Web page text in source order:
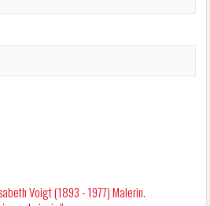
Voigt (1893 - 1977) Malerin.